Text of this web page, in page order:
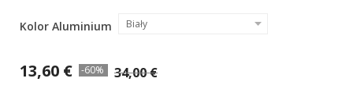
Kolor Aluminium Biały
13,60 € -60% 34,00 €